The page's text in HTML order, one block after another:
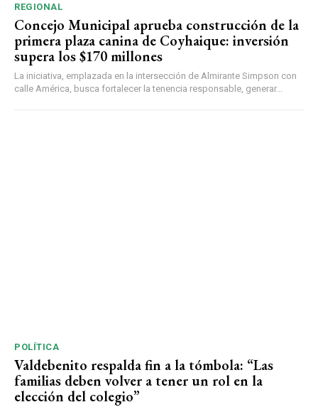
REGIONAL
Concejo Municipal aprueba construcción de la
primera plaza canina de Coyhaique: inversión
supera los $170 millones
La iniciativa, emplazada en la intersección de Almirante Simpson con
calle América, busca fortalecer la tenencia responsable, generar...
POLÍTICA
Valdebenito respalda fin a la tómbola: “Las
familias deben volver a tener un rol en la
elección del colegio”